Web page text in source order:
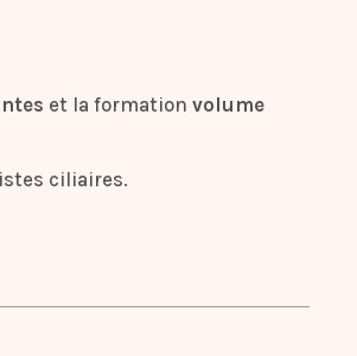
et la formationvolume
ciliaires.